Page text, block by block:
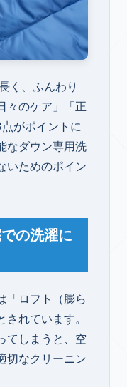
く、ふんわり
々のケア」「正
がポイントに
なダウン専用洗
いためのポイン
の洗濯に
「ロフト（膨ら
れています。
てしまうと、空
切なクリーニン